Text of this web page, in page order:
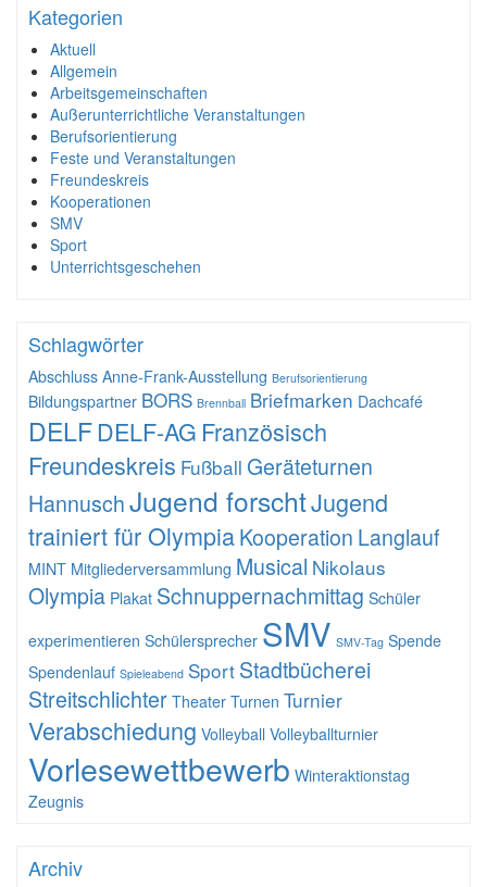
Kategorien
Aktuell
Allgemein
Arbeitsgemeinschaften
Außerunterrichtliche Veranstaltungen
Berufsorientierung
Feste und Veranstaltungen
Freundeskreis
Kooperationen
SMV
Sport
Unterrichtsgeschehen
Schlagwörter
Abschluss Anne-Frank-Ausstellung Berufsorientierung
Bildungspartner BORS Brennball Briefmarken Dachcafé
DELFDELF-AG Französisch
Freundeskreis Fußball Geräteturnen
HannuschJugend forschtJugend
trainiert für OlympiaKooperation Langlauf
MINT Mitgliederversammlung Musical Nikolaus
Olympia Plakat Schnuppernachmittag Schüler
experimentieren Schülersprecher SMV SMV-Tag Spende
Spendenlauf Spieleabend Sport Stadtbücherei
Streitschlichter Theater Turnen Turnier
Verabschiedung Volleyball Volleyballturnier
Vorlesewettbewerb Winteraktionstag
Zeugnis
Archiv